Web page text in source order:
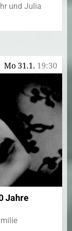
und Julia
Mo 31.1. 19:30
Jahre